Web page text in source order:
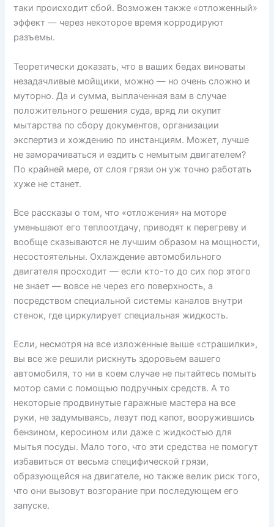
таки происходит сбой. Возможен также «отложенный»
эффект — через некоторое время корродируют
разъемы.
Теоретически доказать, что в ваших бедах виноваты
незадачливые мойщики, можно — но очень сложно и
муторно. Да и сумма, выплаченная вам в случае
положительного решения суда, вряд ли окупит
мытарства по сбору документов, организации
экспертиз и хождению по инстанциям. Может, лучше
не заморачиваться и ездить с немытым двигателем?
По крайней мере, от слоя грязи он уж точно работать
хуже не станет.
Все рассказы о том, что «отложения» на моторе
уменьшают его теплоотдачу, приводят к перегреву и
вообще сказываются не лучшим образом на мощности,
несостоятельны. Охлаждение автомобильного
двигателя просходит — если кто-то до сих пор этого
не знает — вовсе не через его поверхность, а
посредством специальной системы каналов внутри
стенок, где циркулирует специальная жидкость.
Если, несмотря на все изложенные выше «страшилки»,
вы все же решили рискнуть здоровьем вашего
автомобиля, то ни в коем случае не пытайтесь помыть
мотор сами с помощью подручных средств. А то
некоторые продвинутые гаражные мастера на все
руки, не задумываясь, лезут под капот, вооружившись
бензином, керосином или даже с жидкостью для
мытья посуды. Мало того, что эти средства не помогут
избавиться от весьма специфической грязи,
образующейся на двигателе, но также велик риск того,
что они вызовут возгорание при последующем его
запуске.